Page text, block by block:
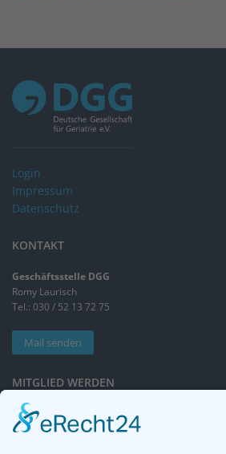
Login
Impressum
Datenschutz
KONTAKT
Geschäftsstelle DGG
Romy Laurisch
Tel.: 030 / 52 13 72 75
Mail senden
MITGLIED WERDEN
Sieben gute Gründe
für Ihre Mitgliedschaft